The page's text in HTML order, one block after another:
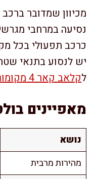
מכיוון שמדובר
נסיעה במרחבי
כרכב תפעולי בכל
יש לנסוע בתנאי
לקלאב קאר 4 מקומות ישיבה
מאפיינים
נושא
מהירות מרבית